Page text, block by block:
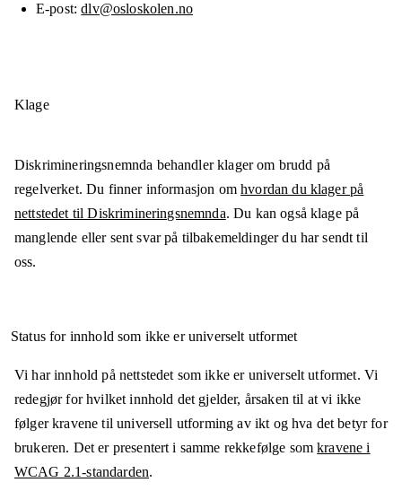
E-post dlv@osloskolen.no
Klage
Diskrimineringsnemnda behandler klager om brudd på
regelverket. Du finner informasjon omhvordan du klager på
nettstedet til Diskrimineringsnemnda. Du kan også klage på
manglende eller sent svar på tilbakemeldinger du har sendt til
oss.
Status for innhold som ikke er universelt utformet
Vi har innhold på nettstedet som ikke er universelt utformet. Vi
redegjør for hvilket innhold det gjelder, årsaken til at vi ikke
følger kravene til universell utforming av ikt og hva det betyr for
brukeren. Det er presentert i samme rekkefølge somkravene i
WCAG 2.1-standarden.